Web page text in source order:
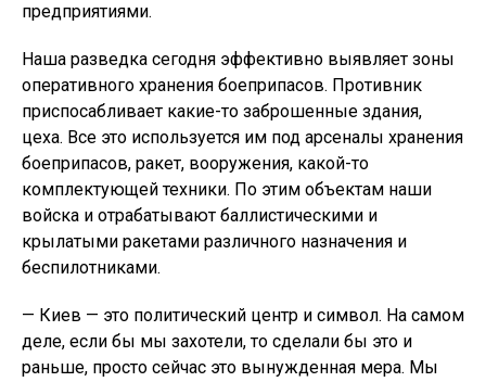
предприятиями.
Наша разведка сегодня эффективно выявляет зоны
оперативного хранения боеприпасов. Противник
приспосабливает какие-то заброшенные здания,
цеха. Все это используется им под арсеналы хранения
боеприпасов, ракет, вооружения, какой-то
комплектующей техники. По этим объектам наши
войска и отрабатывают баллистическими и
крылатыми ракетами различного назначения и
беспилотниками.
— Киев — это политический центр и символ. На самом
деле, если бы мы захотели, то сделали бы это и
раньше, просто сейчас это вынужденная мера. Мы